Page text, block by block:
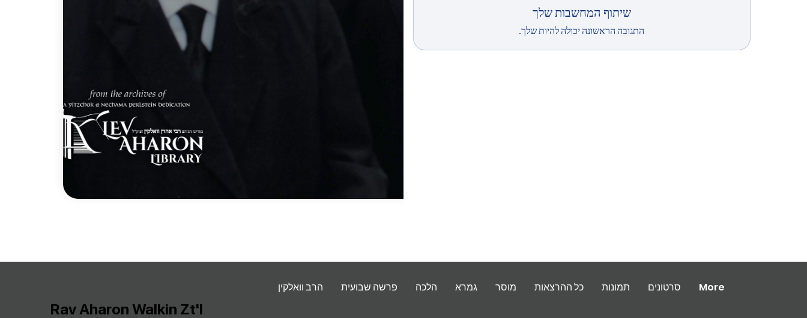
שיתוף המחשבות שלך
התגובה הראשונה יכולה להיות שלך.
הרב וואלקין פרשה שבועית הלכה גמרא מוסר כל ההרצאות תמונות סרטונים More
Rav Aharon Walkin Zt'l